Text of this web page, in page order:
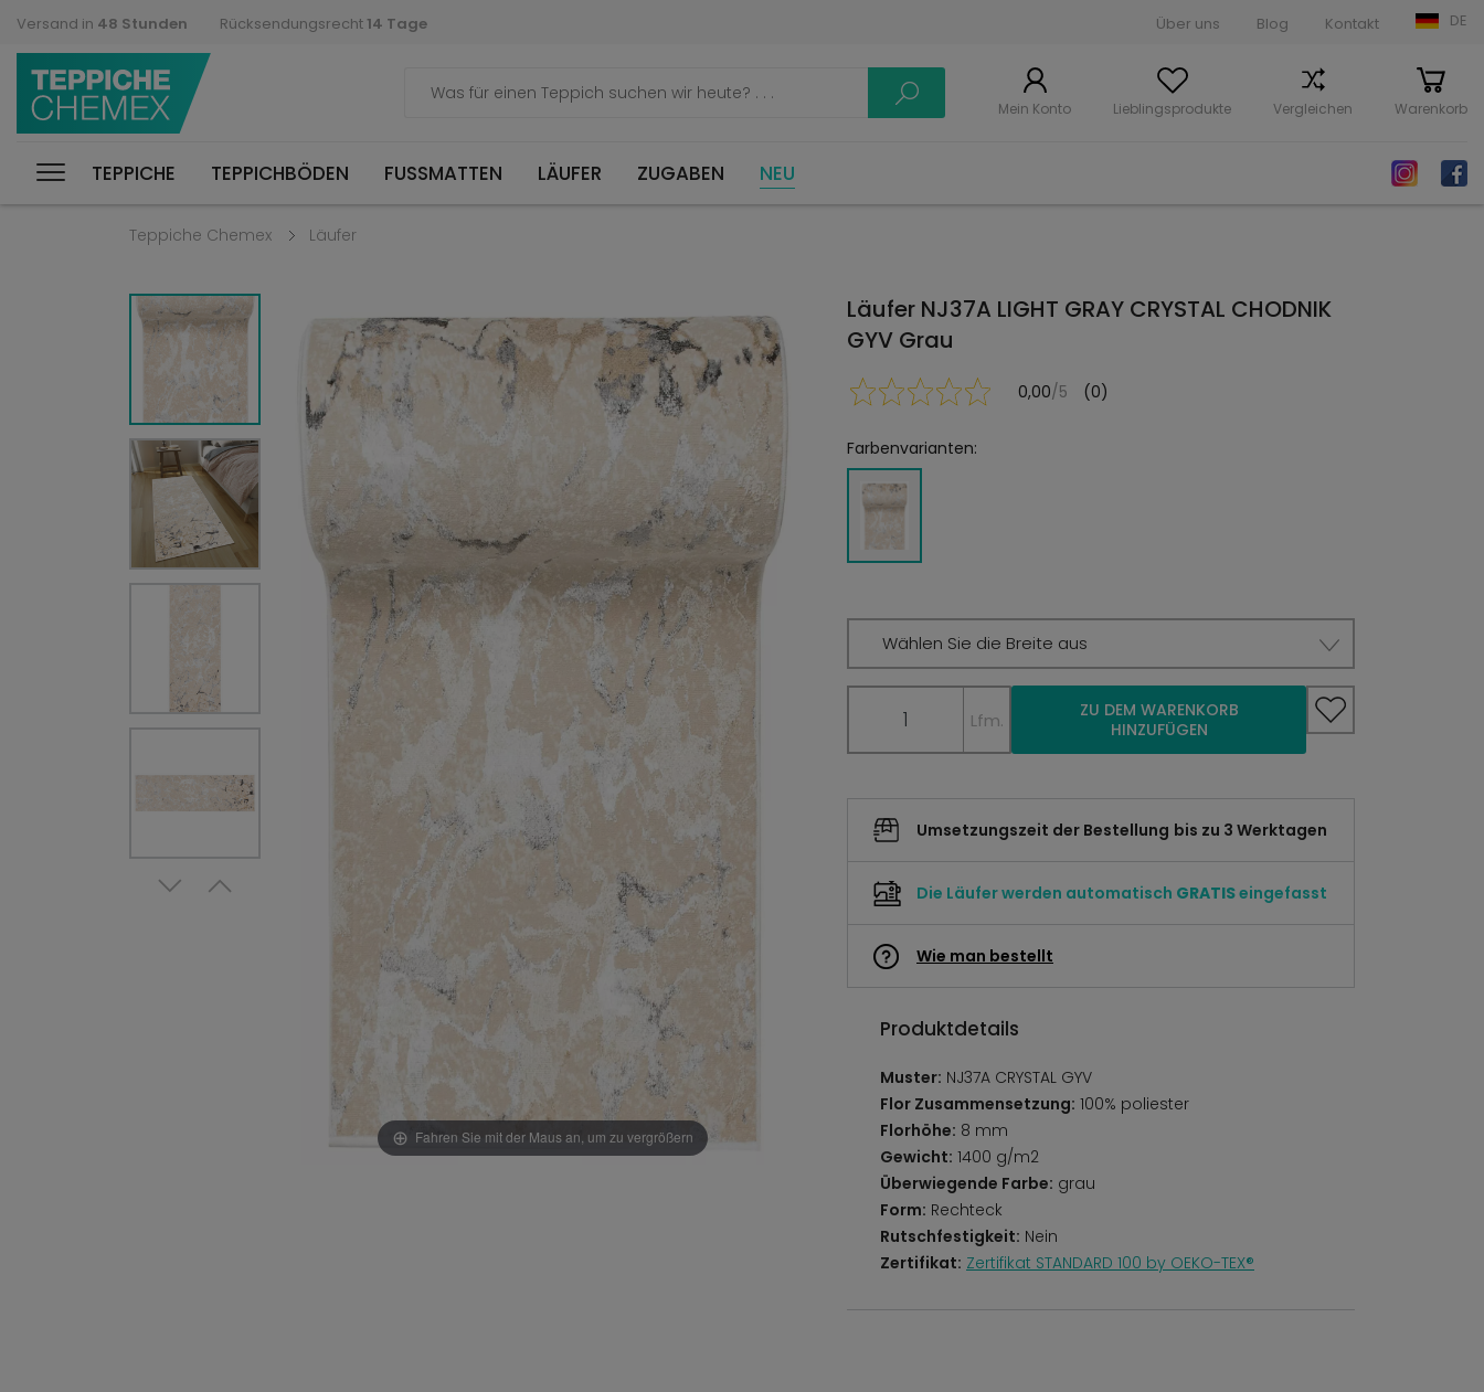
Versand in 48 Stunden Rücksendungsrecht 14 Tage Über uns Blog Kontakt DE
Mein Konto Lieblingsprodukte Vergleichen Warenkorb
TEPPICHE TEPPICHBÖDEN FUSSMATTEN LÄUFER ZUGABEN NEU
Teppiche Chemex Läufer
Fahren Sie mit der Maus an, um zu vergrößern
Läufer NJ37A LIGHT GRAY CRYSTAL CHODNIK
GYV Grau
0,00/5 (0)
Farbenvarianten:
Wählen Sie die Breite aus
Lfm.
ZU DEM WARENKORB
HINZUFÜGEN
Umsetzungszeit der Bestellung bis zu 3 Werktagen
Die Läufer werden automatisch GRATISeingefasst
Wie man bestellt
Produktdetails
Muster: NJ37A CRYSTAL GYV
Flor Zusammensetzung: 100% poliester
Florhöhe: 8 mm
Gewicht: 1400 g/m2
Überwiegende Farbe: grau
Form: Rechteck
Rutschfestigkeit: Nein
Zertifikat: Zertifikat STANDARD 100 by OEKO-TEX®